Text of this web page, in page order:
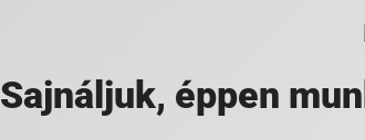
Sajnáljuk, éppen